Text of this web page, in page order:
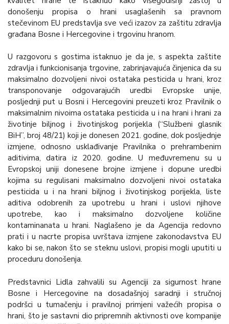
donošenju propisa o hrani usaglašenih sa pravnom
stečevinom EU predstavlja sve veći izazov za zaštitu zdravlja
građana Bosne i Hercegovine i trgovinu hranom.
U razgovoru s gostima istaknuo je da je, s aspekta zaštite
zdravlja i funkcionisanja trgovine, zabrinjavajuća činjenica da su
maksimalno dozvoljeni nivoi ostataka pesticida u hrani, kroz
transponovanje odgovarajućih uredbi Evropske unije,
posljednji put u Bosni i Hercegovini preuzeti kroz Pravilnik o
maksimalnim nivoima ostataka pesticida u i na hrani i hrani za
životinje biljnog i životinjskog porijekla (“Službeni glasnik
BiH”, broj 48/21) koji je donesen 2021. godine, dok posljednje
izmjene, odnosno usklađivanje Pravilnika o prehrambenim
aditivima, datira iz 2020. godine. U međuvremenu su u
Evropskoj uniji donesene brojne izmjene i dopune uredbi
kojima su regulisani maksimalno dozvoljeni nivoi ostataka
pesticida u i na hrani biljnog i životinjskog porijekla, liste
aditiva odobrenih za upotrebu u hrani i uslovi njihove
upotrebe, kao i maksimalno dozvoljene količine
kontaminanata u hrani. Naglašeno je da Agencija redovno
prati i u nacrte propisa uvrštava izmjene zakonodavstva EU
kako bi se, nakon što se steknu uslovi, propisi mogli uputiti u
proceduru donošenja.
Predstavnici Lidla zahvalili su Agenciji za sigurnost hrane
Bosne i Hercegovine na dosadašnjoj saradnji i stručnoj
podršci u tumačenju i pravilnoj primjeni važećih propisa o
hrani, što je sastavni dio pripremnih aktivnosti ove kompanije